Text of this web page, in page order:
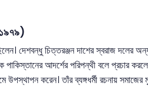
দেশবন্ধু চিত্তরঞ্জন দাশের স্বরাজ দলের
আদর্শের পরিপন্থী বলে প্রচার
উপস্থাপন করেন। তাঁর ব্যঙ্গধর্মী রচনায়